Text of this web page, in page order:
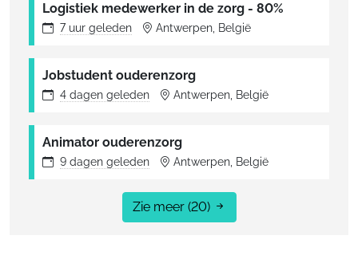
Logistiek medewerker in de zorg - 80%
7 uur geleden Antwerpen, België
Jobstudent ouderenzorg
4 dagen geleden Antwerpen, België
Animator ouderenzorg
9 dagen geleden Antwerpen, België
Zie meer (20)